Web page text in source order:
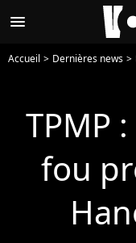
menu
Accueil Dernières news
TPMP
fou